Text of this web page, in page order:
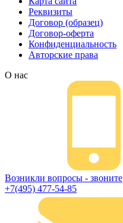
Реквизиты
Договор (образец)
Договор-оферта
Конфиденциальность
Авторские права
О нас
Возникли вопросы - звоните
+7(495) 477-54-85